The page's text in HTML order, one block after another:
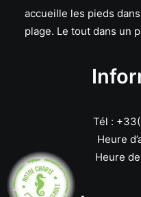
accueille les pieds
plage. Le tout dans un
Tél :
Heure
Heure